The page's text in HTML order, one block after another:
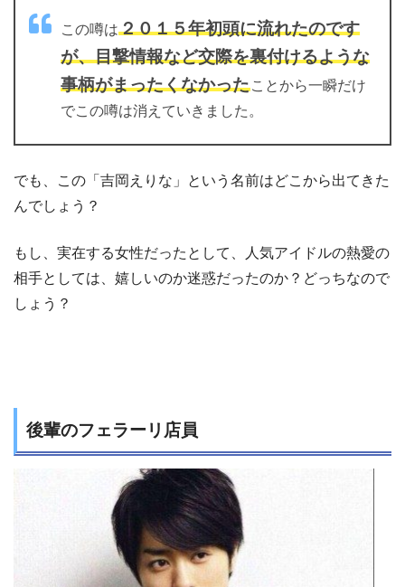
この噂は２０１５年初頭に流れたのです
が、目撃情報など交際を裏付けるような
事柄がまったくなかったことから一瞬だけ
でこの噂は消えていきました。
でも、この「吉岡えりな」という名前はどこから出てきた
んでしょう？
もし、実在する女性だったとして、人気アイドルの熱愛の
相手としては、嬉しいのか迷惑だったのか？どっちなので
しょう？
後輩のフェラーリ店員